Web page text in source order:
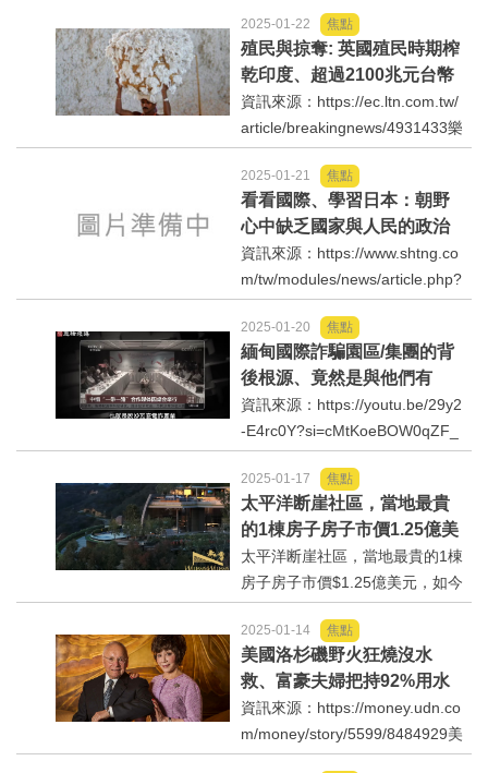
cWL6MDbo一千多個日子,彭文正
教授/博士追論文門,沒有一天停下
腳步.蔡英文總統當年學位取得真
有藏著不可告人秘密？...
2025-01-22 焦點
殖民與掠奪: 英國殖民時期榨
乾印度、超過2100兆元台幣
資訊來源：https://ec.ltn.com.tw/
article/breakingnews/4931433樂
施會（Oxfam）在1份報告中稱，
在1765年至1900年期間，高達6
4.82兆美元（約台幣2124.4兆
元）從印度流向英國，其中超過
一半的金額進入了當時英...
2025-01-21 焦點
看看國際、學習日本：朝野
心中缺乏國家與人民的政治
惡鬥、台灣人民受害無窮！
資訊來源：https://www.shtng.co
m/tw/modules/news/article.php?
storyid=150這份資訊把日本的預
算增加比例做了詳盡的說明，我
國行政院也應該提得出類似的詳
細說帖。我國當前的政治體制屬
於內閣制與總...
2025-01-20 焦點
緬甸國際詐騙園區/集團的背
後根源、竟然是與他們有
關⋯？
資訊來源：https://youtu.be/29y2
-E4rc0Y?si=cMtKoeBOW0qZF_
mZ
2025-01-17 焦點
太平洋断崖社區，當地最貴
的1棟房子房子市價1.25億美
元，如今已經完全燒毁
太平洋断崖社區，當地最貴的1棟
房子房子市價$1.25億美元，如今
已經完全燒毁，先前房地產公司
拍攝銷售影片，讓您欣賞。資訊
來源：https://youtu.be/iVQhkDZ
S_Tk?si=CUuis8-wjceMyZiI
2025-01-14 焦點
美國洛杉磯野火狂燒沒水
救、富豪夫婦把持92%用水
量掀撻伐！
資訊來源：https://money.udn.co
m/money/story/5599/8484929美
國加州洛杉磯遭遇野火肆虐，死